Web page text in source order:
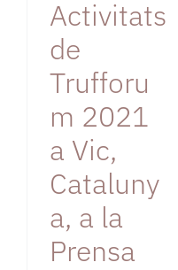
Activitats
de
Trufforu
m 2021
a Vic,
Cataluny
a, a la
Prensa